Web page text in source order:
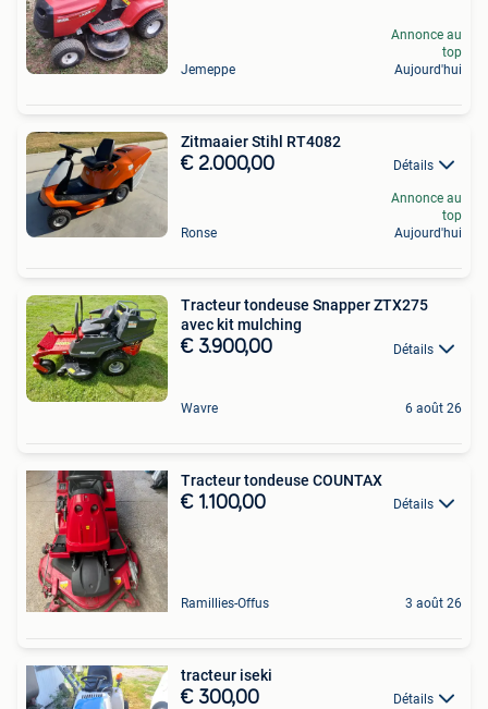
Jemeppe
Annonce au
top
Aujourd'hui
Zitmaaier Stihl RT4082
€ 2.000,00 Détails
Ronse
Annonce au
top
Aujourd'hui
Tracteur tondeuse Snapper ZTX275
avec kit mulching
€ 3.900,00 Détails
Wavre 6 août 26
Tracteur tondeuse COUNTAX
€ 1.100,00 Détails
Ramillies-Offus 3 août 26
tracteur iseki
€ 300,00 Détails